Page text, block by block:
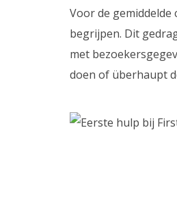
Voor de gemiddelde
begrijpen. Dit
met
doen of überhaupt